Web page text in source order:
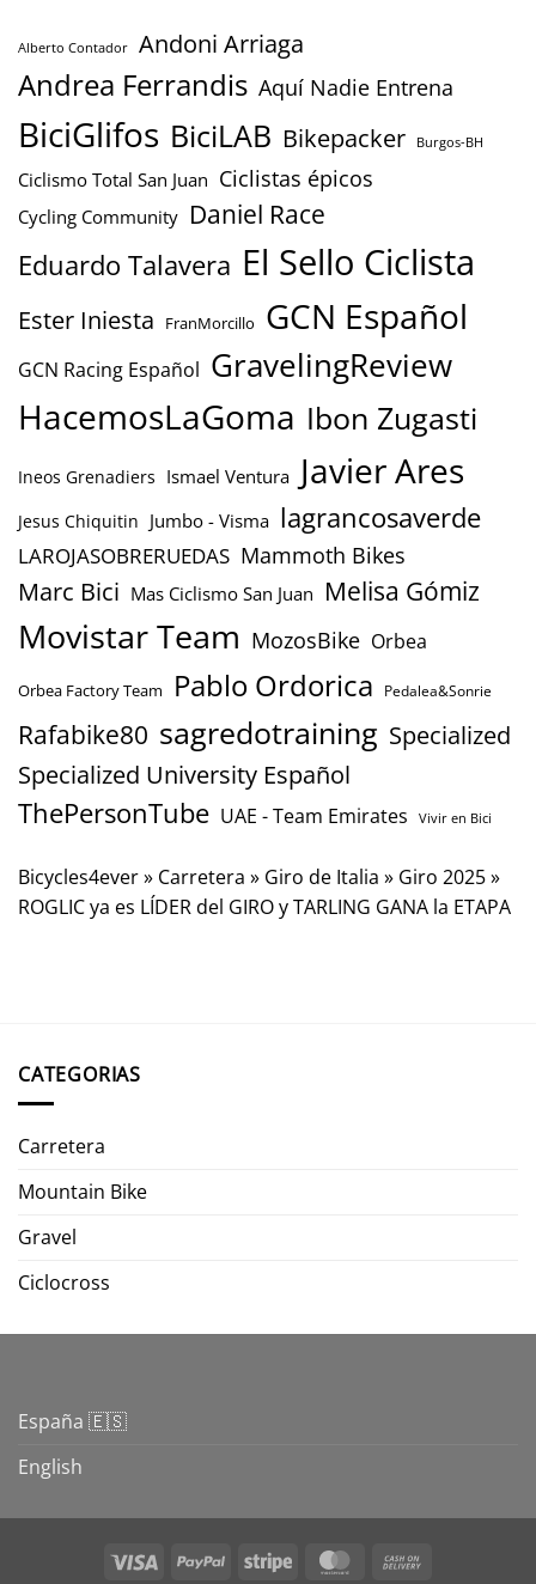
Alberto Contador Andoni Arriaga
Andrea Ferrandis Aquí Nadie Entrena
BiciGlifos BiciLAB Bikepacker Burgos-BH
Ciclismo Total San Juan Ciclistas épicos
Cycling Community Daniel Race
Eduardo Talavera El Sello Ciclista
Ester Iniesta FranMorcillo GCN Español
GCN Racing Español GravelingReview
HacemosLaGoma Ibon Zugasti
Ineos Grenadiers Ismael Ventura Javier Ares
Jesus Chiquitin Jumbo - Visma lagrancosaverde
LAROJASOBRERUEDAS Mammoth Bikes
Marc Bici Mas Ciclismo San Juan Melisa Gómiz
Movistar Team MozosBike Orbea
Orbea Factory Team Pablo Ordorica Pedalea&Sonrie
Rafabike80 sagredotraining Specialized
Specialized University Español
ThePersonTube UAE - Team Emirates Vivir en Bici
Bicycles4ever» Carretera » Giro de Italia » Giro 2025»
ROGLIC ya es LÍDER del GIRO y TARLING GANA la ETAPA
CATEGORIAS
Carretera
Mountain Bike
Gravel
Ciclocross
España 🇪🇸
English
Visa PayPal Stripe MasterCard